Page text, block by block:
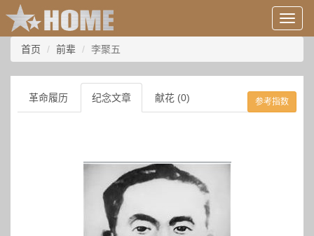
用
户
息/
登
录
等
首页 前辈 李聚五
革命履历 纪念文章 献花 (0) 参考指数